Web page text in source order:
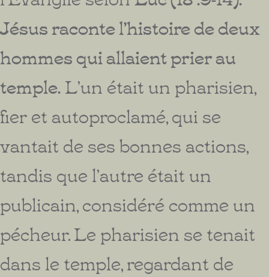
Jésus raconte l’histoire de deux
hommes qui allaient prier au
temple.L’un était un pharisien,
fier et autoproclamé, qui se
vantait de ses bonnes actions,
tandis que l’autre était un
publicain, considéré comme un
pécheur. Le pharisien se tenait
dans le temple, regardant de